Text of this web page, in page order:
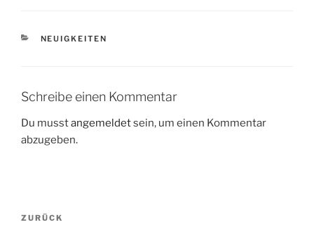
KATEGORIEN
NEUIGKEITEN
Schreibe einen Kommentar
Du musstangemeldetsein, um einen Kommentar
abzugeben.
Beitragsnavigation
Vorheriger
ZURÜCK